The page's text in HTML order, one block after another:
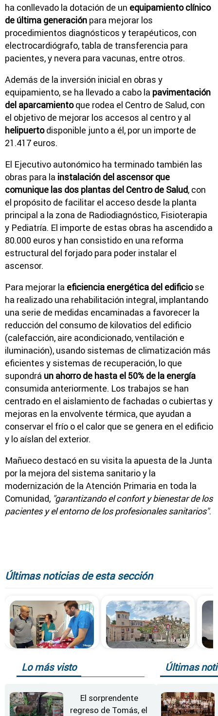
ha conllevado la dotación de un equipamiento clínico
de última generación para mejorar los
procedimientos diagnósticos y terapéuticos, con
electrocardiógrafo, tabla de transferencia para
pacientes, y nevera para vacunas, entre otros.
Además de la inversión inicial en obras y
equipamiento, se ha llevado a cabo la pavimentación
del aparcamientoque rodea el Centro de Salud, con
el objetivo de mejorar los accesos al centro y al
helipuertodisponible junto a él, por un importe de
21.417 euros.
El Ejecutivo autonómico ha terminado también las
obras para la instalación del ascensor que
comunique las dos plantas del Centro de Salud, con
el propósito de facilitar el acceso desde la planta
principal a la zona de Radiodiagnóstico, Fisioterapia
y Pediatría. El importe de estas obras ha ascendido a
80.000 euros y han consistido en una reforma
estructural del forjado para poder instalar el
ascensor.
Para mejorar la eficiencia energética del edificiose
ha realizado una rehabilitación integral, implantando
una serie de medidas encaminadas a favorecer la
reducción del consumo de kilovatios del edificio
(calefacción, aire acondicionado, ventilación e
iluminación), usando sistemas de climatización más
eficientes y sistemas de recuperación, lo que
supondrá un ahorro de hasta el 50% de la energía
consumida anteriormente. Los trabajos se han
centrado en el aislamiento de fachadas o cubiertas y
mejoras en la envolvente térmica, que ayudan a
conservar el frío o el calor que se genera en el edificio
y lo aíslan del exterior.
Mañueco destacó en su visita la apuesta de la Junta
por la mejora del sistema sanitario y la
modernización de la Atención Primaria en toda la
Comunidad, "garantizando el confort y bienestar de los
pacientes y el entorno de los profesionales sanitarios".
Últimas noticias de esta sección
Lo más visto
El sorprendente
regreso de Tomás, el
Últimas